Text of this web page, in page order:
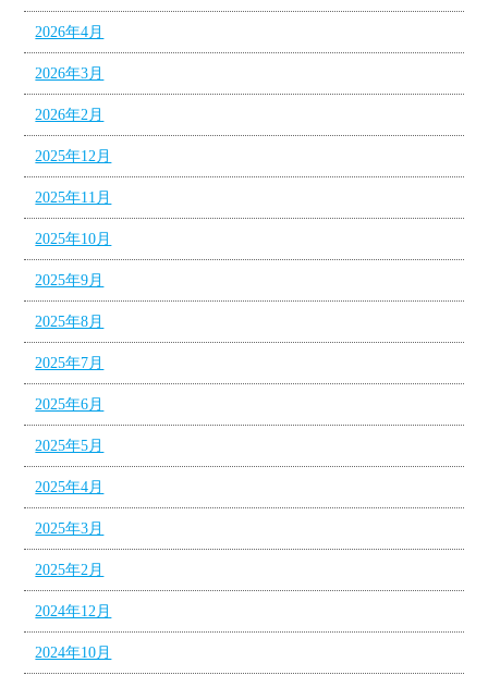
2026年4月
2026年3月
2026年2月
2025年12月
2025年11月
2025年10月
2025年9月
2025年8月
2025年7月
2025年6月
2025年5月
2025年4月
2025年3月
2025年2月
2024年12月
2024年10月